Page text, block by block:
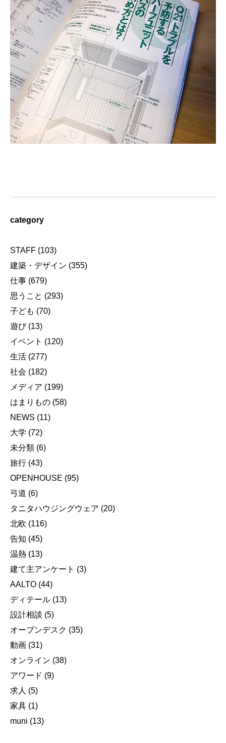
category
STAFF (103)
建築・デザイン (355)
仕事 (679)
思うこと (293)
子ども (70)
遊び(13)
イベント (120)
生活 (277)
社会 (182)
メディア (199)
はまりもの (58)
NEWS (11)
大学 (72)
未分類 (6)
旅行 (43)
OPENHOUSE (95)
弓道 (6)
タニタハウジングウェア (20)
北欧 (116)
告知 (45)
温熱 (13)
建て主アンケート (3)
AALTO (44)
ディテール (13)
設計相談 (5)
オープンデスク (35)
動画 (31)
オンライン (38)
アワード (9)
求人 (5)
家具 (1)
muni (13)